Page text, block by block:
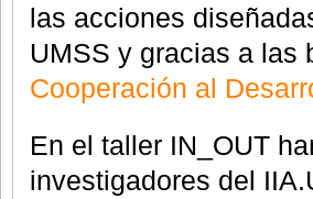
las acciones
UMSS y gracias a
Cooperación al
En el taller IN_OUT
investigadores del